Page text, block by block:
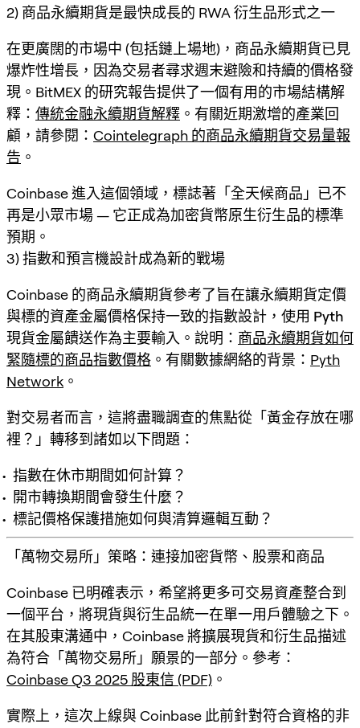
2) 商品永續期貨是最快成長的 RWA 衍生品形式之一
在更廣闊的市場中 (包括鏈上場地)， 商品永續期貨已見
爆炸性增長，因為交易者尋求週末避險和持續的價格發
現。BitMEX 的研究報告提供了一個有用的市場結構解
釋： 傳統金融永續期貨解釋 。有關近期激增的產業回
顧，請參閱： Cointelegraph 的商品永續期貨交易量報
告 。
Coinbase 進入這個領域，標誌著「全天候商品」已不
再是小眾市場 — 它正成為加密貨幣原生衍生品的標準
預期。
3) 指數和預言機設計成為新的戰場
Coinbase 的商品永續期貨參考了旨在讓永續期貨定價
與標的資產金屬價格保持一致的指數設計，使用 Pyth
現貨金屬饋送作為主要輸入。說明： 商品永續期貨如何
緊隨標的商品指數價格 。有關數據網絡的背景： Pyth
Network 。
對交易者而言，這將盡職調查的焦點從「黃金存放在哪
裡？」轉移到諸如以下問題：
指數在休市期間如何計算？
開市轉換期間會發生什麼？
標記價格保護措施如何與清算邏輯互動？
「萬物交易所」策略：連接加密貨幣、股票和商品
Coinbase 已明確表示，希望將更多可交易資產整合到
一個平台，將現貨與衍生品統一在單一用戶體驗之下。
在其股東溝通中，Coinbase 將擴展現貨和衍生品描述
為符合「萬物交易所 」願景的一部分。參考：
Coinbase Q3 2025 股東信 (PDF) 。
實際上，這次上線與 Coinbase 此前針對符合資格的非